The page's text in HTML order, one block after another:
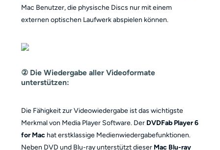
Mac Benutzer, die physische Discs nur mit einem
externen optischen Laufwerk abspielen können.
② Die Wiedergabe aller Videoformate
unterstützen:
Die Fähigkeit zur Videowiedergabe ist das wichtigste
Merkmal von Media Player Software. Der DVDFab Player 6
for Machat erstklassige Medienwiedergabefunktionen.
Neben DVD und Blu-ray unterstützt dieser Mac Blu-ray